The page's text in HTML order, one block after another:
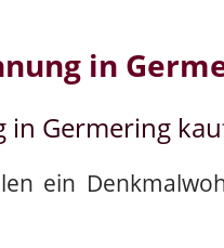
in
Germering
ein